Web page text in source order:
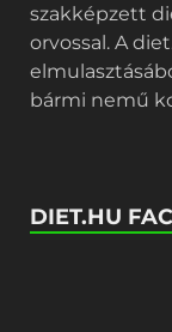
szakképzett
orvossal. A
bármi nemű
DIET.HU